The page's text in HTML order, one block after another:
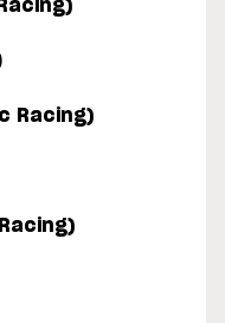
Racing)